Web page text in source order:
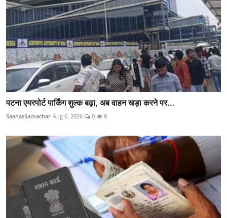
पटना एयरपोर्ट पार्किंग शुल्क बढ़ा, अब वाहन खड़ा करने पर...
SaahasSamachar Aug 6, 2026 0 8